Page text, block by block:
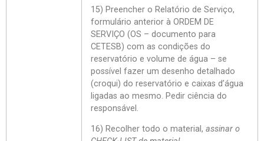
15) Preencher o Relatório de Serviço,
formulário anterior à ORDEM DE
SERVIÇO (OS – documento para
CETESB) com as condições do
reservatório e volume de água – se
possível fazer um desenho detalhado
(croqui) do reservatório e caixas d’água
ligadas ao mesmo. Pedir ciência do
responsável.
16) Recolher todo o material, assinar o